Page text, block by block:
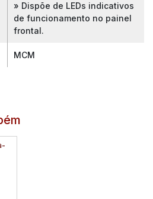
» Dispõe de LEDs indicativos
de funcionamento no painel
frontal.
MCM